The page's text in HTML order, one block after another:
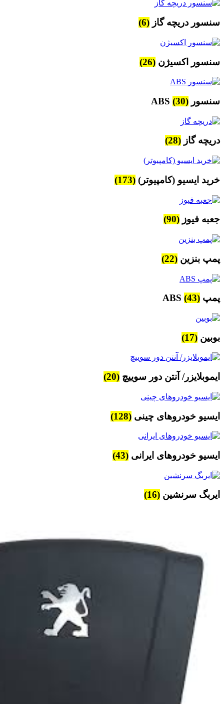
سنسور دریچه گاز (6)
سنسور اکسیژن (26)
سنسور ABS (30)
دریچه گاز (28)
خرید ایسیو (کامپیوتر) (173)
جعبه فیوز (90)
پمپ بنزین (22)
پمپ ABS (43)
بوبین (17)
ایموبلایزر/ آنتن دور سوییچ (20)
ایسیو خودروهای چینی (128)
ایسیو خودروهای ایرانی (43)
ایربگ سرنشین (16)